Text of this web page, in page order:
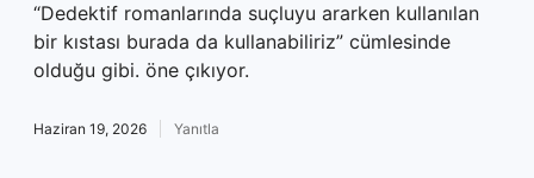
“Dedektif romanlarında suçluyu ararken kullanılan
bir kıstası burada da kullanabiliriz” cümlesinde
olduğu gibi. öne çıkıyor.
Haziran 19, 2026 Yanıtla